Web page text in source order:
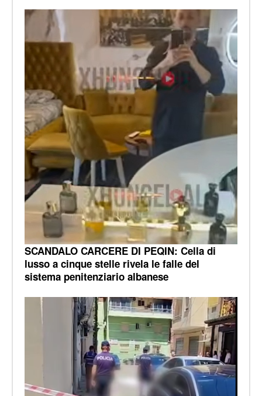
SCANDALO CARCERE DI PEQIN: Cella di
lusso a cinque stelle rivela le falle del
sistema penitenziario albanese